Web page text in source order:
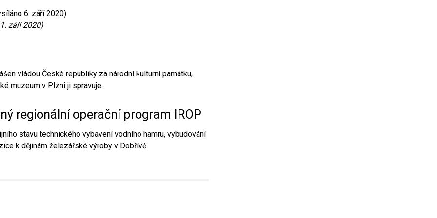
6. září 2020)
září 2020)
vládou České republiky za národní kulturní památku,
muzeum v Plzni ji spravuje.
regionální operační program IROP
stavu technického vybavení vodního hamru, vybudování
k dějinám železářské výroby v Dobřívě.